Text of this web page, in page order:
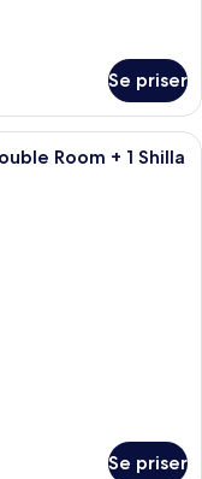
Se priser
av högsta kvalitet och
Room + 1 Shilla
Se priser